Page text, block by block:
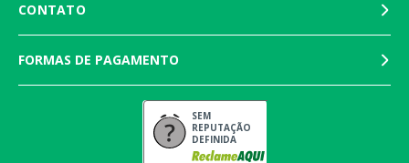
CONTATO
FORMAS DE PAGAMENTO
SEM
REPUTAÇÃO
DEFINIDA